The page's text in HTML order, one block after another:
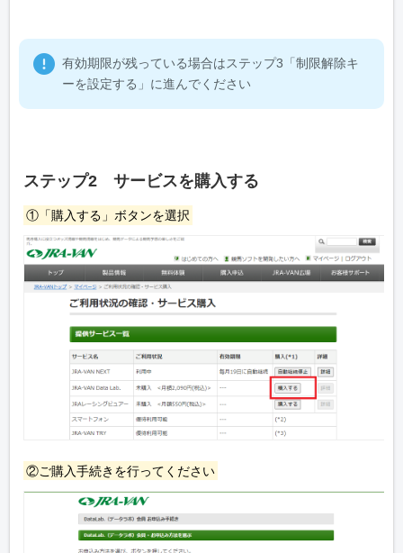
有効期限が残っている場合はステップ3「制限解除キ
ーを設定する」に進んでください
ステップ2 サービスを購入する
①「購入する」ボタンを選択
②ご購入手続きを行ってください